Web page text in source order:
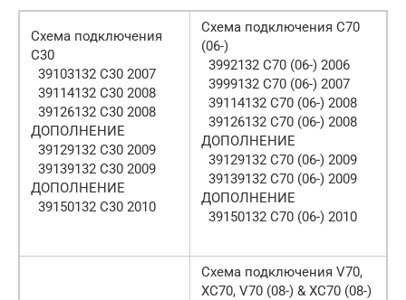
Схема подключения
C30
39103132 C30 2007
39114132 C30 2008
39126132 C30 2008
ДОПОЛНЕНИЕ
39129132 C30 2009
39139132 C30 2009
ДОПОЛНЕНИЕ
39150132 C30 2010
Схема подключения C70
(06-)
3992132 C70 (06-) 2006
3999132 C70 (06-) 2007
39114132 C70 (06-) 2008
39126132 C70 (06-) 2008
ДОПОЛНЕНИЕ
39129132 C70 (06-) 2009
39139132 C70 (06-) 2009
ДОПОЛНЕНИЕ
39150132 C70 (06-) 2010
Схема подключения V70,
XC70, V70 (08-) & XC70 (08-)